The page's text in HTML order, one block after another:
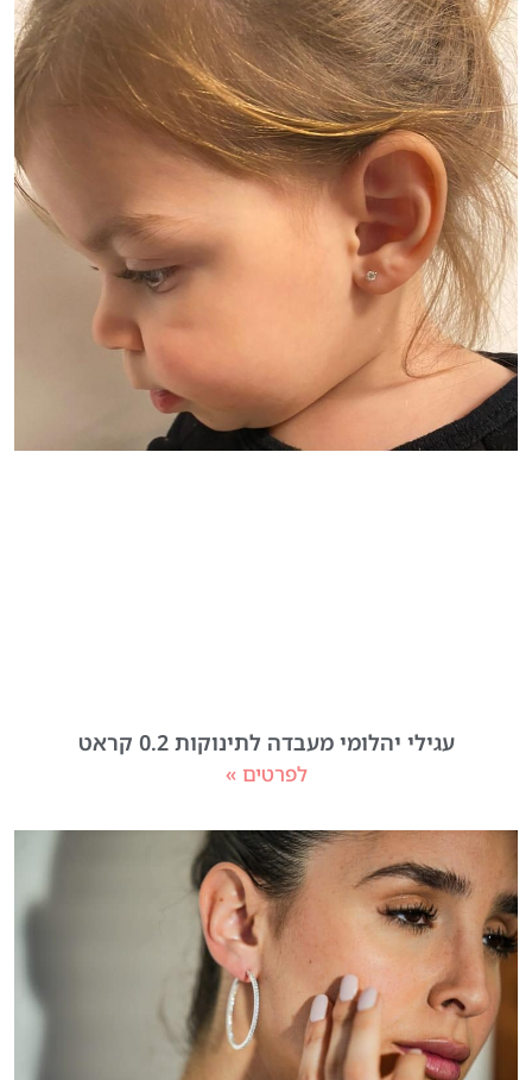
עגילי יהלומי מעבדה לתינוקות 0.2 קראט
לפרטים »